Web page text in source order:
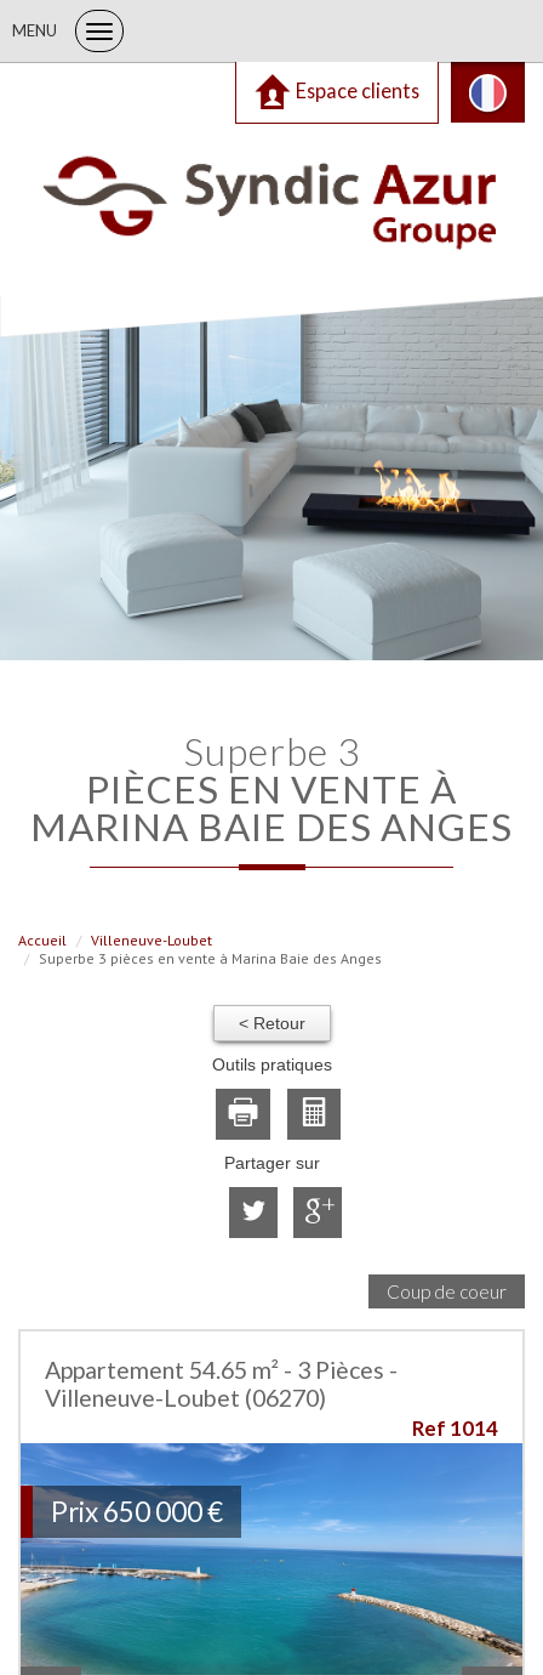
MENU
Espace clients
superbe 3
PIÈCES EN VENTE À
MARINA BAIE DES ANGES
Accueil
Villeneuve-Loubet
Superbe 3 pièces en vente à Marina Baie des Anges
< Retour
Outils pratiques
Partager sur
Coup de coeur
Appartement 54.65 m² - 3 Pièces -
Villeneuve-Loubet (06270)
Ref 1014
Prix650 000€